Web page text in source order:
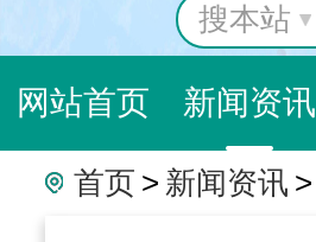
搜本站
网站首页 新闻资讯
首页 > 新闻资讯 >